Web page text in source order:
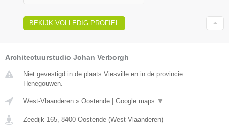
BEKIJK VOLLEDIG PROFIEL
Architectuurstudio Johan Verborgh
Niet gevestigd in de plaats Viesville en in de provincie
Henegouwen.
West-Vlaanderen » Oostende Google maps ▼
Zeedijk 165, 8400 Oostende (West-Vlaanderen)